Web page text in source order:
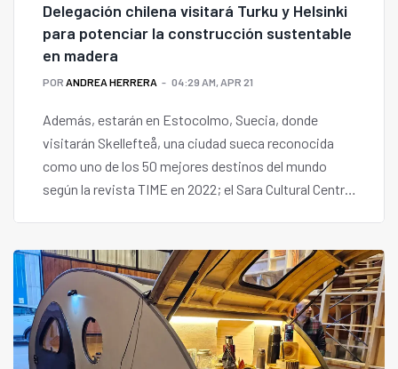
Delegación chilena visitará Turku y Helsinki
para potenciar la construcción sustentable
en madera
POR ANDREA HERRERA 04:29 AM, APR 21
Además, estarán en Estocolmo, Suecia, donde
visitarán Skellefteå, una ciudad sueca reconocida
como uno de los 50 mejores destinos del mundo
según la revista TIME en 2022; el Sara Cultural Centre